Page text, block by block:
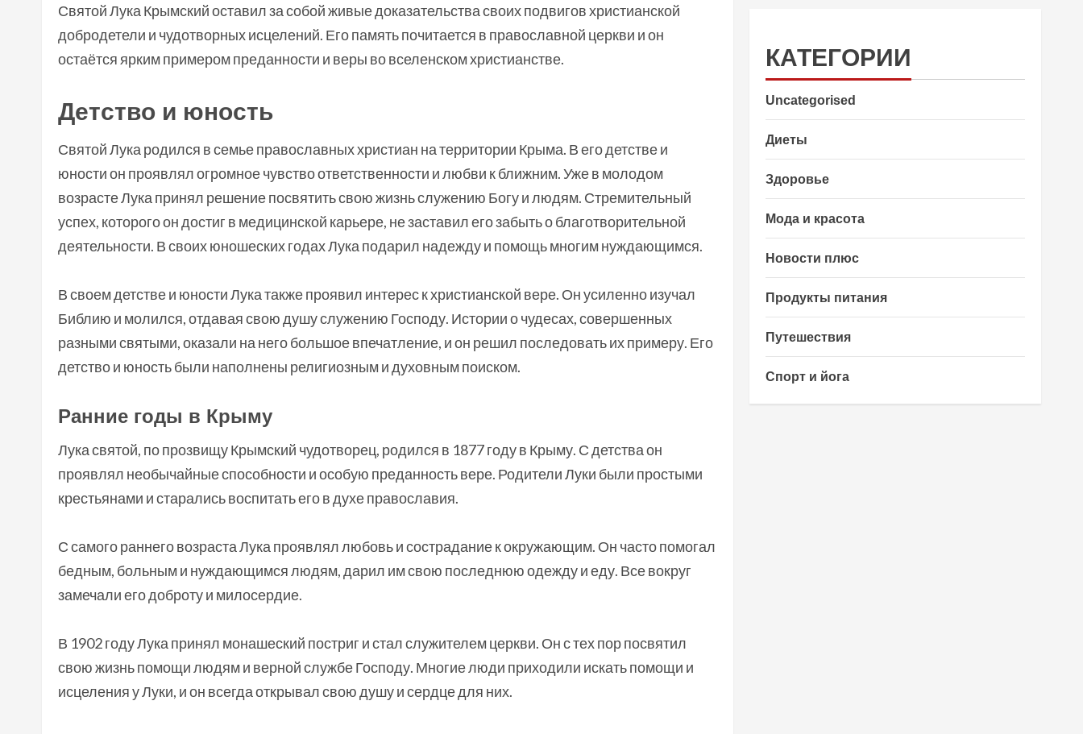
Святой Лука Крымский оставил за собой живые доказательства своих подвигов христианской
добродетели и чудотворных исцелений. Его память почитается в православной церкви и он
остаётся ярким примером преданности и веры во вселенском христианстве.
Детство и юность
Святой Лука родился в семье православных христиан на территории Крыма. В его детстве и
юности он проявлял огромное чувство ответственности и любви к ближним. Уже в молодом
возрасте Лука принял решение посвятить свою жизнь служению Богу и людям. Стремительный
успех, которого он достиг в медицинской карьере, не заставил его забыть о благотворительной
деятельности. В своих юношеских годах Лука подарил надежду и помощь многим нуждающимся.
В своем детстве и юности Лука также проявил интерес к христианской вере. Он усиленно изучал
Библию и молился, отдавая свою душу служению Господу. Истории о чудесах, совершенных
разными святыми, оказали на него большое впечатление, и он решил последовать их примеру. Его
детство и юность были наполнены религиозным и духовным поиском.
Ранние годы в Крыму
Лука святой, по прозвищу Крымский чудотворец, родился в 1877 году в Крыму. С детства он
проявлял необычайные способности и особую преданность вере. Родители Луки были простыми
крестьянами и старались воспитать его в духе православия.
С самого раннего возраста Лука проявлял любовь и сострадание к окружающим. Он часто помогал
бедным, больным и нуждающимся людям, дарил им свою последнюю одежду и еду. Все вокруг
замечали его доброту и милосердие.
В 1902 году Лука принял монашеский постриг и стал служителем церкви. Он с тех пор посвятил
свою жизнь помощи людям и верной службе Господу. Многие люди приходили искать помощи и
исцеления у Луки, и он всегда открывал свою душу и сердце для них.
КАТЕГОРИИ
Uncategorised
Диеты
Здоровье
Мода и красота
Новости плюс
Продукты питания
Путешествия
Спорт и йога